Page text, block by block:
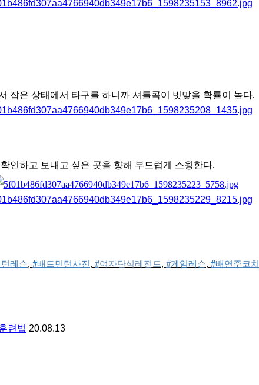
잡은 상태에서 타구를 하니까 셔틀콕이 빗맞을 확률이 높다.
인하고 보내고 싶은 곳을 향해 부드럽게 스윙한다.
레슨, #배드민턴사진, #여자단식레전드, #게임레슨, #배연주코치
련법 20.08.13